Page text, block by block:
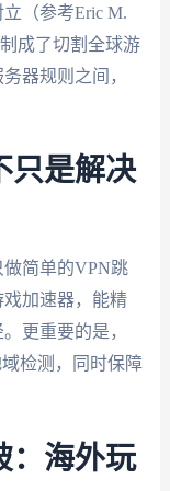
（参考Eric M.
成了切割全球游
器规则之间，
只是解决
简单的VPN跳
加速器，能精
更重要的是，
检测，同时保障
：海外玩